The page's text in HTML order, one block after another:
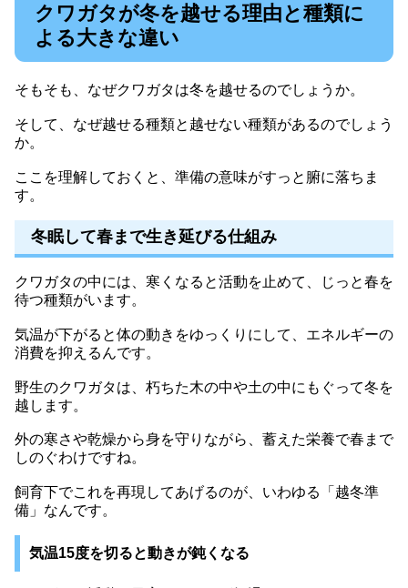
クワガタが冬を越せる理由と種類に
よる大きな違い
そもそも、なぜクワガタは冬を越せるのでしょうか。
そして、なぜ越せる種類と越せない種類があるのでしょう
か。
ここを理解しておくと、準備の意味がすっと腑に落ちま
す。
冬眠して春まで生き延びる仕組み
クワガタの中には、寒くなると活動を止めて、じっと春を
待つ種類がいます。
気温が下がると体の動きをゆっくりにして、エネルギーの
消費を抑えるんです。
野生のクワガタは、朽ちた木の中や土の中にもぐって冬を
越します。
外の寒さや乾燥から身を守りながら、蓄えた栄養で春まで
しのぐわけですね。
飼育下でこれを再現してあげるのが、いわゆる「越冬準
備」なんです。
気温15度を切ると動きが鈍くなる